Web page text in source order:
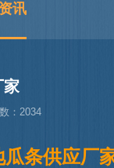
讯
家
：2034
条供应厂